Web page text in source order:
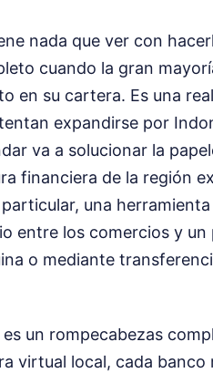
nada que ver con
cuando la gran
en su cartera. Es una
expandirse por
va a solucionar la
financiera de la región
una
entre los comercios y un
o mediante
un rompecabezas
virtual local, cada banco